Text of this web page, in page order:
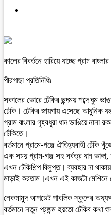
কালের বিবর্তনে হারিয়ে যাচ্ছে গ্রাম
পীরগাছা প্রতিনিধিঃ
সকালের ভোরে ঢেঁকির ছন্দময় শব্দে ঘুম
ঢেঁকি। ঢেঁকির জায়গায় এসেছে আধুনিক
গ্রাম বাংলার গৃহবধূরা ধান ভাঙিয়ে
ঢেঁকিতে।
বর্তমানে গ্রামে-গঞ্জে ঐতিহ্যবাহী ঢেঁকি
এক সময় গ্রাম-গঞ্জ সহ সর্বত্র ধান
এখন ঢেঁকিশিল্প বিলুপ্ত। ব্যবহার না
মাড়াই করতাম।এখন এই কাজটা মেশিনে
নেকমামুদ আপডেট পাবলিক স্কুলের
বর্তমানে নতুন প্রজন্ম হয়তো ঢেঁকির কথা